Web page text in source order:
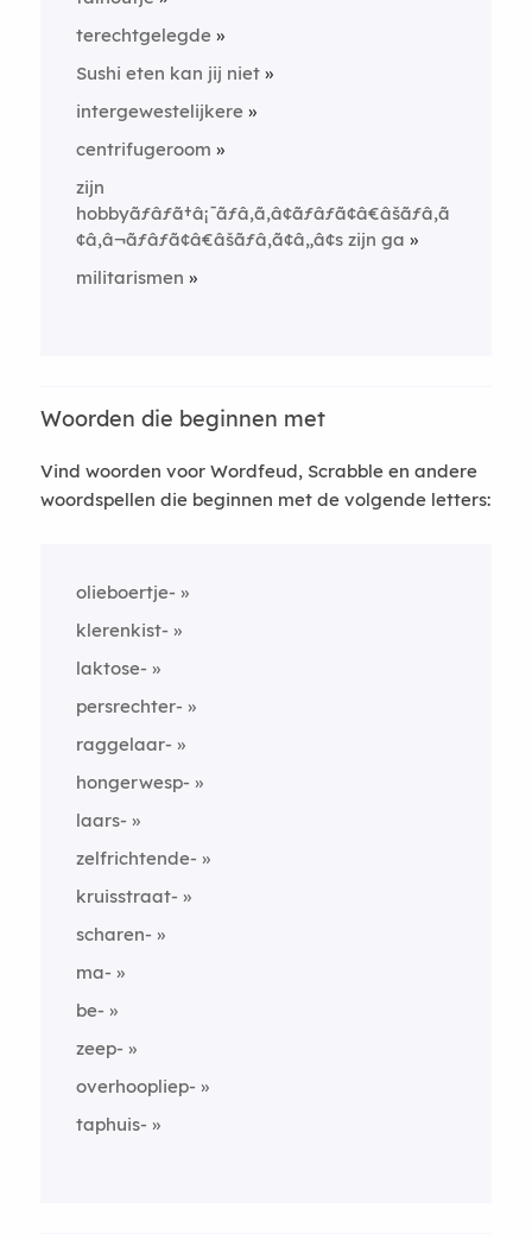
terechtgelegde
Sushi eten kan jij niet
intergewestelijkere
centrifugeroom
zijn
hobbyãƒâƒã†â¡¯ãƒâ‚ã‚â¢ãƒâƒã¢â€âšãƒâ‚ã
¢â‚â¬ãƒâƒã¢â€âšãƒâ‚ã¢â„â¢s zijn ga
militarismen
Woorden die beginnen met
Vind woorden voor Wordfeud, Scrabble en andere
woordspellen die beginnen met de volgende letters:
olieboertje-
klerenkist-
laktose-
persrechter-
raggelaar-
hongerwesp-
laars-
zelfrichtende-
kruisstraat-
scharen-
ma-
be-
zeep-
overhoopliep-
taphuis-